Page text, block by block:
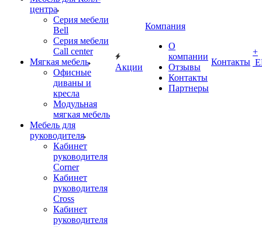
центра
Серия мебели
Bell
Серия мебели
Call center
Мягкая мебель
Офисные
диваны и
кресла
Модульная
мягкая мебель
Мебель для
руководителя
Кабинет
руководителя
Corner
Кабинет
руководителя
Cross
Кабинет
руководителя
Акции
Компания
О
компании
Отзывы
Контакты
Партнеры
Контакты
+